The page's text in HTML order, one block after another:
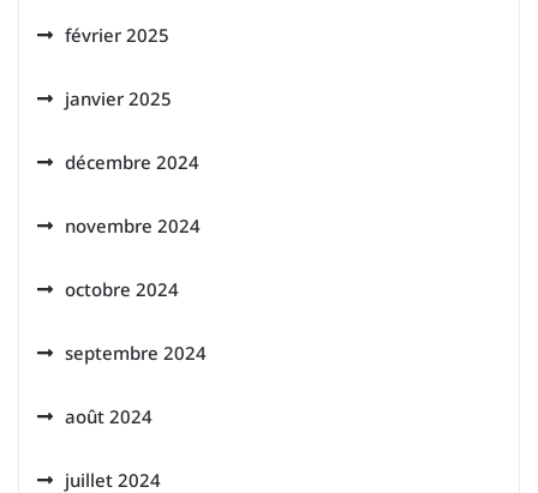
février 2025
janvier 2025
décembre 2024
novembre 2024
octobre 2024
septembre 2024
août 2024
juillet 2024